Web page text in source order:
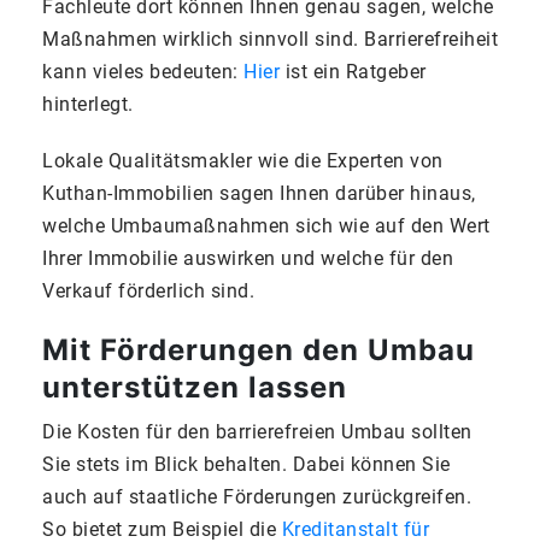
Fachleute dort können Ihnen genau sagen, welche
Maßnahmen wirklich sinnvoll sind. Barrierefreiheit
kann vieles bedeuten: Hierist ein Ratgeber
hinterlegt.
Lokale Qualitätsmakler wie die Experten von
Kuthan-Immobilien sagen Ihnen darüber hinaus,
welche Umbaumaßnahmen sich wie auf den Wert
Ihrer Immobilie auswirken und welche für den
Verkauf förderlich sind.
Mit Förderungen den Umbau
unterstützen lassen
Die Kosten für den barrierefreien Umbau sollten
Sie stets im Blick behalten. Dabei können Sie
auch auf staatliche Förderungen zurückgreifen.
So bietet zum Beispiel die Kreditanstalt für